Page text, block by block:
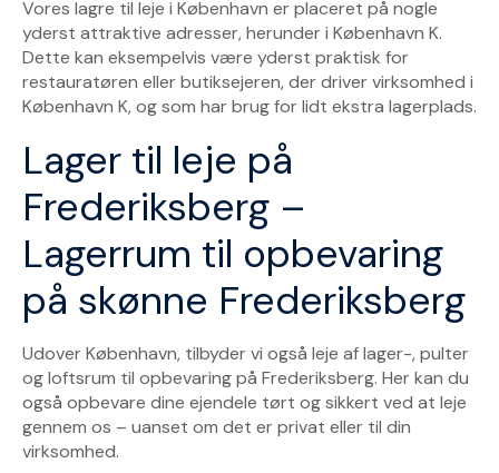
Vores lagre til leje i København er placeret på nogle
yderst attraktive adresser, herunder i København K.
Dette kan eksempelvis være yderst praktisk for
restauratøren eller butiksejeren, der driver virksomhed i
København K, og som har brug for lidt ekstra lagerplads.
Lager til leje på
Frederiksberg –
Lagerrum til opbevaring
på skønne Frederiksberg
Udover København, tilbyder vi også leje af lager-, pulter
og loftsrum til opbevaring på Frederiksberg. Her kan du
også opbevare dine ejendele tørt og sikkert ved at leje
gennem os – uanset om det er privat eller til din
virksomhed.